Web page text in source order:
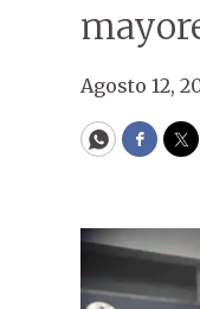
Agosto 12,